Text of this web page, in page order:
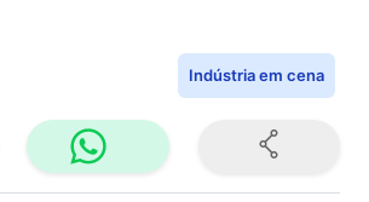
Indústria em cena